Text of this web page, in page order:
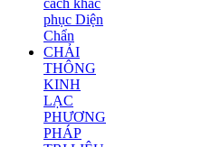
cách khắc
phục Diện
Chẩn
CHẢI
THÔNG
KINH
LẠC
PHƯƠNG
PHÁP